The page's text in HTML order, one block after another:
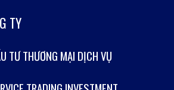
TY
TƯ THƯƠNG MẠI DỊCH VỤ